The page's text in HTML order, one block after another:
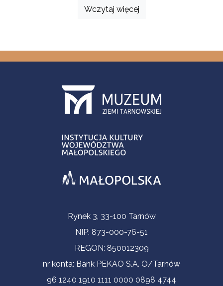
Wczytaj więcej
Informacje kontaktoweRynek 3, 33-100 Tarnów
NIP: 873-000-76-51
REGON: 850012309
nr konta: Bank PEKAO S.A. O/Tarnów
96 1240 1910 1111 0000 0898 4744